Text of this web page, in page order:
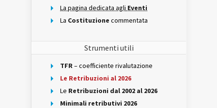
La pagina dedicata agli Eventi
La Costituzione commentata
Strumenti utili
TFR– coefficiente rivalutazione
Le Retribuzioni al 2026
Le Retribuzioni dal 2002 al 2026
Minimali retributivi 2026